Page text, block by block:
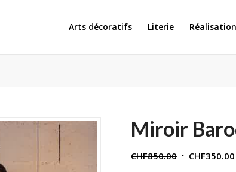
Arts décoratifs Literie
Miroir
CHF850.00 Le CHF350.00